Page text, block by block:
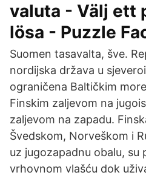
valuta - Välj ett
lösa - Puzzle
Suomen tasavalta, šve.
nordijska država u
ograničena Baltičkim
Finskim zaljevom na
zaljevom na zapadu.
Švedskom, Norveškom i
uz jugozapadnu obalu, su
vrhovnom vlašću dok